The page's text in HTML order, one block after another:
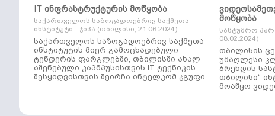
IT ინფრასტრუქტურის მოწყობა
საქართველოს საზოგადოებრივ საქმეთა
ინსტიტუტი - ჯიპა (თბილისი, 21.06.2024)
საქართველოს საზოგადოებრივ საქმეთა
ინსტიტუტის მიერ გამოცხადებული
ტენდერის ფარგლებში, თბილისში ახალ
აშენებული კაპმპუსისთვის IT ტექნიკის
შესყიდვისთვის შეირჩა ინტელკომ ჯგუფი.
მოწყობა
სასტუმრო
08.02.2024)
თბილისის
უმაღლესი
ბრენდის
თბილისი“
მოაწყო